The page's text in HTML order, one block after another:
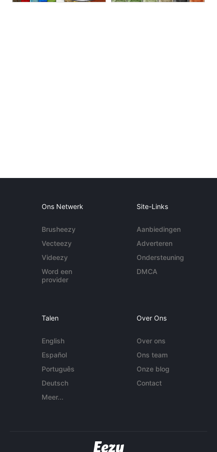
Ons Netwerk
Brusheezy
Vecteezy
Videezy
Word een
provider
Site-Links
Aanbiedingen
Adverteren
Ondersteuning
DMCA
Talen
English
Español
Português
Deutsch
Meer...
Over Ons
Over ons
Ons team
Onze blog
Contact